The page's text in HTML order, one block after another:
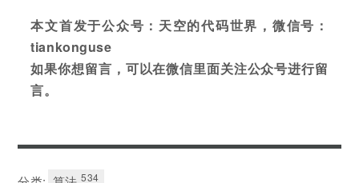
本文首发于公众号：天空的代码世界，微信号：
tiankonguse
如果你想留言，可以在微信里面关注公众号进行留
言。
534